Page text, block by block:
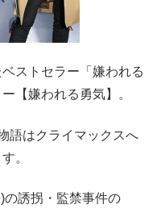
ストセラー「嫌われる
【嫌われる勇気】。
語はクライマックスへ
。
の誘拐・監禁事件の